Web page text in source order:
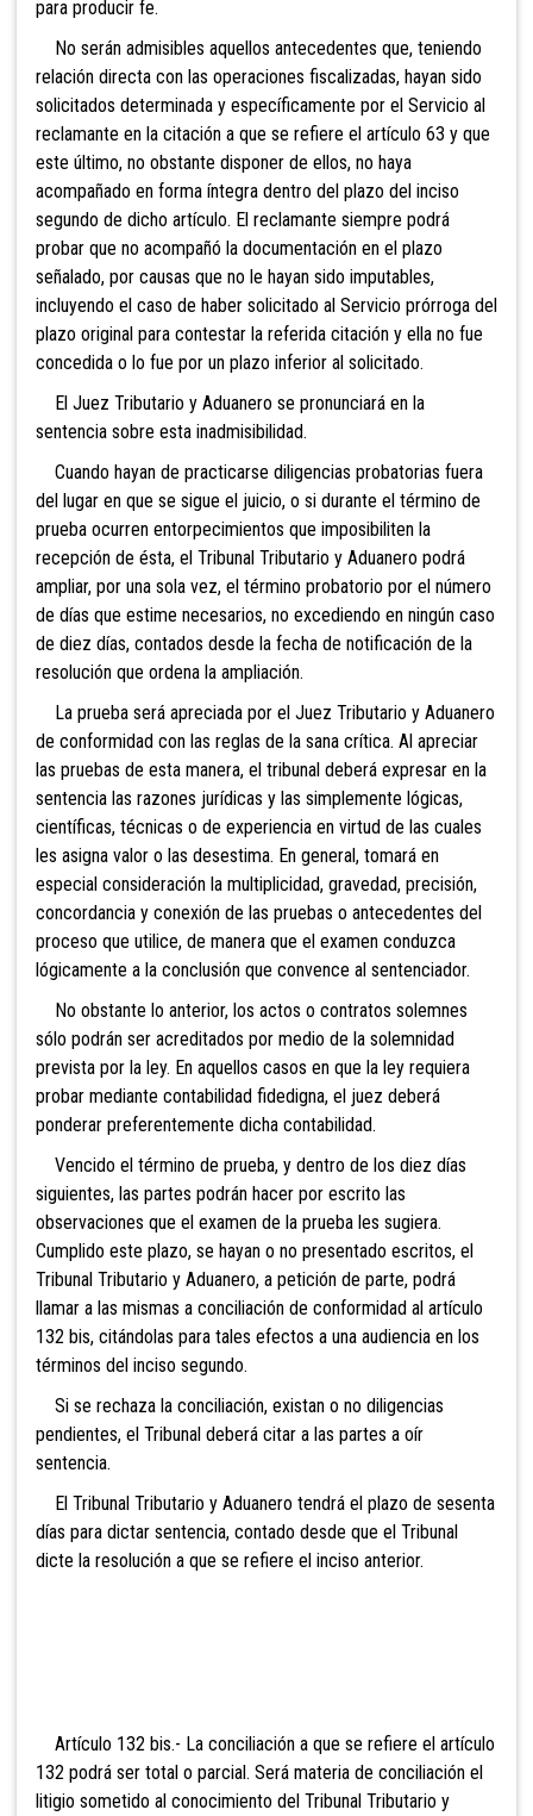
para producir fe.
No serán admisibles aquellos antecedentes que, teniendo
relación directa con las operaciones fiscalizadas, hayan sido
solicitados determinada y específicamente por el Servicio al
reclamante en la citación a que se refiere el artículo 63 y que
este último, no obstante disponer de ellos, no haya
acompañado en forma íntegra dentro del plazo del inciso
segundo de dicho artículo. El reclamante siempre podrá
probar que no acompañó la documentación en el plazo
señalado, por causas que no le hayan sido imputables,
incluyendo el caso de haber solicitado al Servicio prórroga del
plazo original para contestar la referida citación y ella no fue
concedida o lo fue por un plazo inferior al solicitado.
El Juez Tributario y Aduanero se pronunciará en la
sentencia sobre esta inadmisibilidad.
Cuando hayan de practicarse diligencias probatorias fuera
del lugar en que se sigue el juicio, o si durante el término de
prueba ocurren entorpecimientos que imposibiliten la
recepción de ésta, el Tribunal Tributario y Aduanero podrá
ampliar, por una sola vez, el término probatorio por el número
de días que estime necesarios, no excediendo en ningún caso
de diez días, contados desde la fecha de notificación de la
resolución que ordena la ampliación.
La prueba será apreciada por el Juez Tributario y Aduanero
de conformidad con las reglas de la sana crítica. Al apreciar
las pruebas de esta manera, el tribunal deberá expresar en la
sentencia las razones jurídicas y las simplemente lógicas,
científicas, técnicas o de experiencia en virtud de las cuales
les asigna valor o las desestima. En general, tomará en
especial consideración la multiplicidad, gravedad, precisión,
concordancia y conexión de las pruebas o antecedentes del
proceso que utilice, de manera que el examen conduzca
lógicamente a la conclusión que convence al sentenciador.
No obstante lo anterior, los actos o contratos solemnes
sólo podrán ser acreditados por medio de la solemnidad
prevista por la ley. En aquellos casos en que la ley requiera
probar mediante contabilidad fidedigna, el juez deberá
ponderar preferentemente dicha contabilidad.
Vencido el término de prueba, y dentro de los diez días
siguientes, las partes podrán hacer por escrito las
observaciones que el examen de la prueba les sugiera.
Cumplido este plazo, se hayan o no presentado escritos, el
Tribunal Tributario y Aduanero, a petición de parte, podrá
llamar a las mismas a conciliación de conformidad al artículo
132 bis, citándolas para tales efectos a una audiencia en los
términos del inciso segundo.
Si se rechaza la conciliación, existan o no diligencias
pendientes, el Tribunal deberá citar a las partes a oír
sentencia.
El Tribunal Tributario y Aduanero tendrá el plazo de sesenta
días para dictar sentencia, contado desde que el Tribunal
dicte la resolución a que se refiere el inciso anterior.
Artículo 132 bis.- La conciliación a que se refiere el artículo
132 podrá ser total o parcial. Será materia de conciliación el
litigio sometido al conocimiento del Tribunal Tributario y